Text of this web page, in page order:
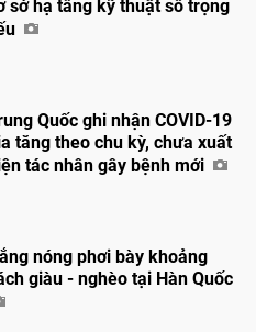
sở hạ tầng kỹ thuật số trọng
Quốc ghi nhận COVID-19
tăng theo chu kỳ, chưa xuất
tác nhân gây bệnh mới
nóng phơi bày khoảng
giàu - nghèo tại Hàn Quốc